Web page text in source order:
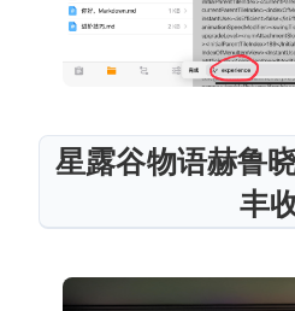
星露谷物语赫鲁
丰